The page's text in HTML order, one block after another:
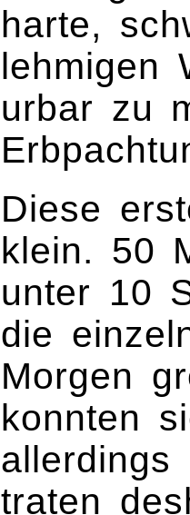
harte,
lehmigen
urbar zu
Diese
klein. 50
unter 10
die
Morgen
konnten
allerdings
traten